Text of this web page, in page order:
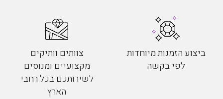
ביצוע הזמנות מיוחדות
לפי בקשה
צוותים וותיקים
מקצועיים ומנוסים
לשירותכם בכל רחבי
הארץ